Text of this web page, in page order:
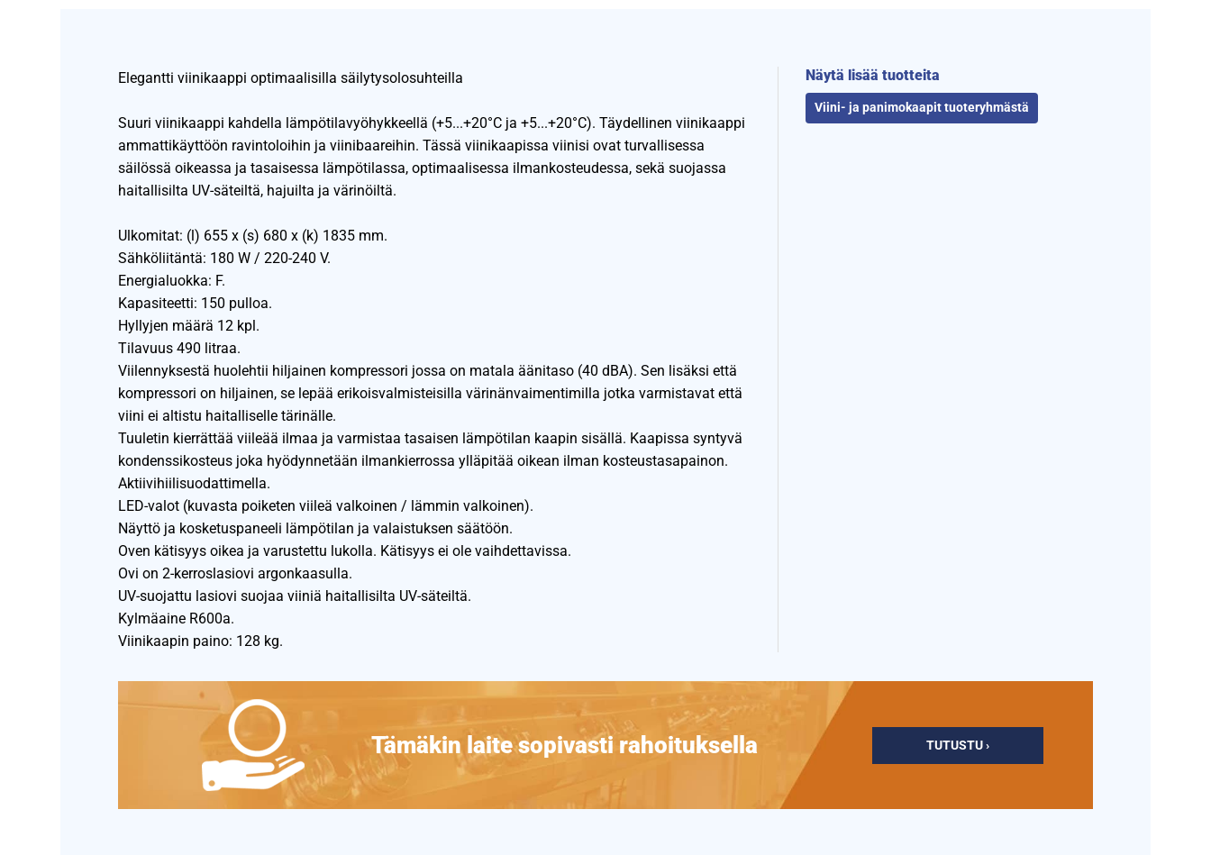
Elegantti viinikaappi optimaalisilla säilytysolosuhteilla
Suuri viinikaappi kahdella lämpötilavyöhykkeellä (+5...+20°C ja +5...+20°C). Täydellinen viinikaappi
ammattikäyttöön ravintoloihin ja viinibaareihin. Tässä viinikaapissa viinisi ovat turvallisessa
säilössä oikeassa ja tasaisessa lämpötilassa, optimaalisessa ilmankosteudessa, sekä suojassa
haitallisilta UV-säteiltä, hajuilta ja värinöiltä.
Ulkomitat: (l) 655 x (s) 680 x (k) 1835 mm.
Sähköliitäntä: 180 W / 220-240 V.
Energialuokka: F.
Kapasiteetti: 150 pulloa.
Hyllyjen määrä 12 kpl.
Tilavuus 490 litraa.
Viilennyksestä huolehtii hiljainen kompressori jossa on matala äänitaso (40 dBA). Sen lisäksi että
kompressori on hiljainen, se lepää erikoisvalmisteisilla värinänvaimentimilla jotka varmistavat että
viini ei altistu haitalliselle tärinälle.
Tuuletin kierrättää viileää ilmaa ja varmistaa tasaisen lämpötilan kaapin sisällä. Kaapissa syntyvä
kondenssikosteus joka hyödynnetään ilmankierrossa ylläpitää oikean ilman kosteustasapainon.
Aktiivihiilisuodattimella.
LED-valot (kuvasta poiketen viileä valkoinen / lämmin valkoinen).
Näyttö ja kosketuspaneeli lämpötilan ja valaistuksen säätöön.
Oven kätisyys oikea ja varustettu lukolla. Kätisyys ei ole vaihdettavissa.
Ovi on 2-kerroslasiovi argonkaasulla.
UV-suojattu lasiovi suojaa viiniä haitallisilta UV-säteiltä.
Kylmäaine R600a.
Viinikaapin paino: 128 kg.
Näytä lisää tuotteita
Viini- ja panimokaapit tuoteryhmästä
Tämäkin laite sopivasti rahoituksella TUTUSTU ›